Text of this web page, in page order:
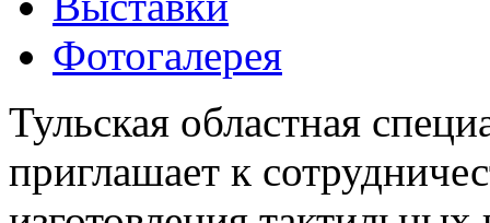
Фотогалерея
Тульская областная
приглашает к